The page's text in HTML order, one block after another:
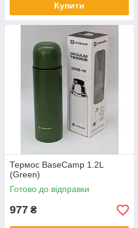
Купити
Термос BaseCamp 1.2L
(Green)
Готово до відправки
977 ₴